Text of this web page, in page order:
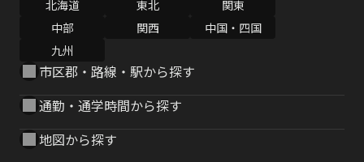
北海道 東北
関東
中部
関西
中国・四国
九州
市区郡・路線・駅から探す
通勤・通学時間から探す
地図から探す